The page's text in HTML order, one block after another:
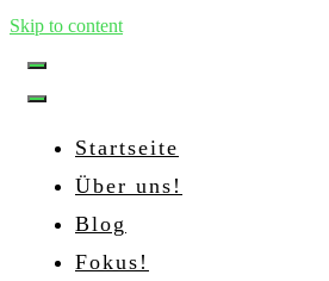
Skip to content
Startseite
Über uns!
Blog
Fokus!